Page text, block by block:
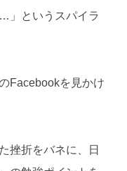
」というスパイラ
Facebookを見かけ
挫折をバネに、日